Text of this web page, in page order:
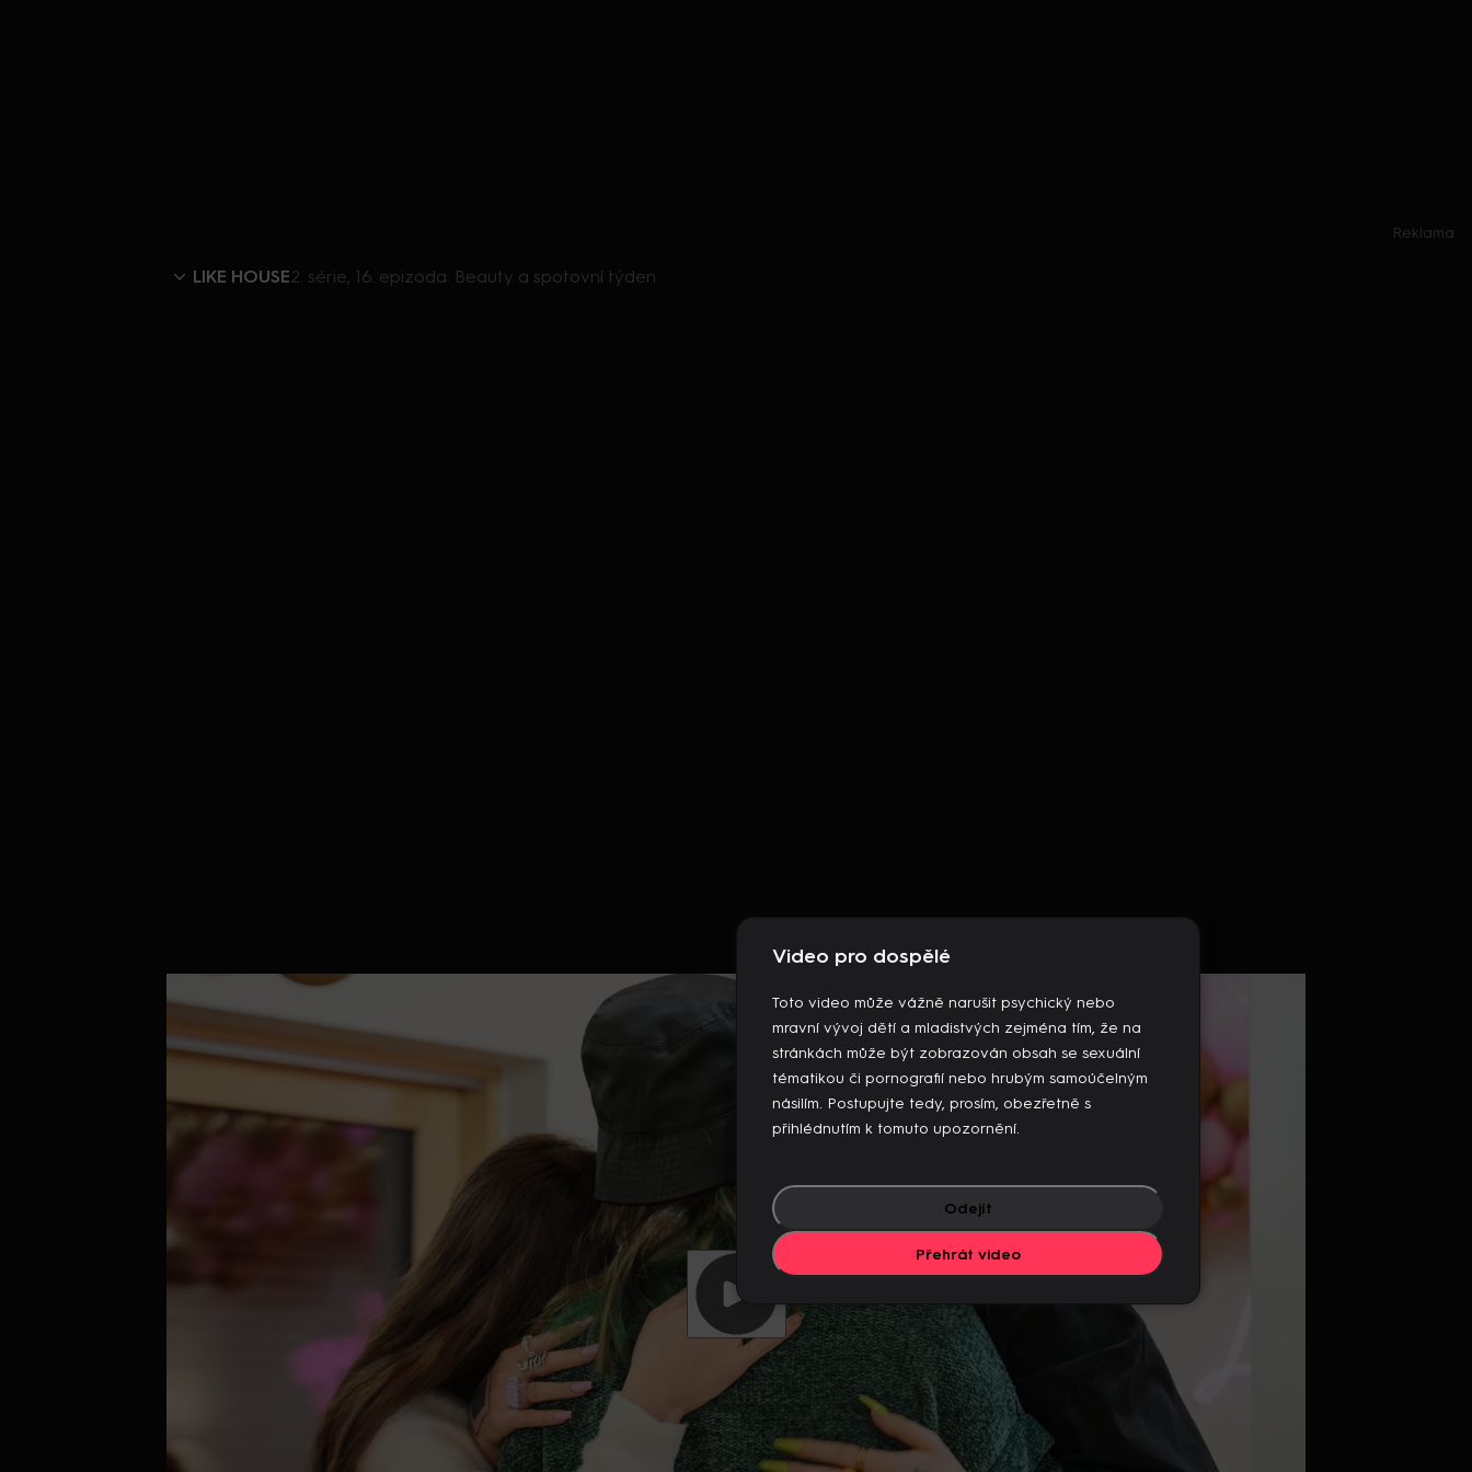
Video pro dospělé
Toto video může vážně narušit psychický nebo
mravní vývoj dětí a mladistvých zejména tím, že na
stránkách může být zobrazován obsah se sexuální
tématikou či pornografií nebo hrubým samoúčelným
násilím. Postupujte tedy, prosím, obezřetně s
přihlédnutím k tomuto upozornění.
Odejít
Přehrát video
Reklama
LIKE HOUSE2. série, 16. epizoda: Beauty a spotovní týden
Aktuálně je přehráváno příliš mnoho videí současně. Pokud chcete pokračovat v přehrávání na tomto zařízení, ukončete přehrávání na
jiných zařízeních.
Více o limitu změn zařízení